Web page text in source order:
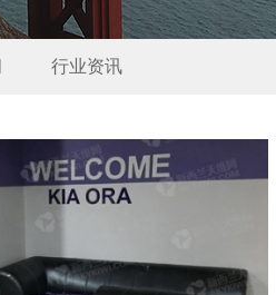
行业资讯